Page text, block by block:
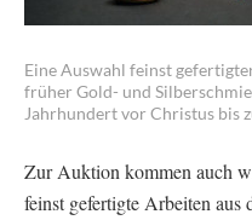
Eine Auswahl feinst
früher Gold- und
Jahrhundert vor Christus bis
Zur Auktion kommen auch
feinst gefertigte Arbeiten